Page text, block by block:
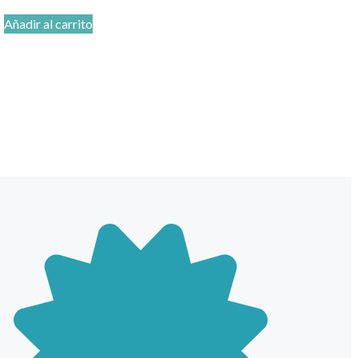
Añadir al carrito